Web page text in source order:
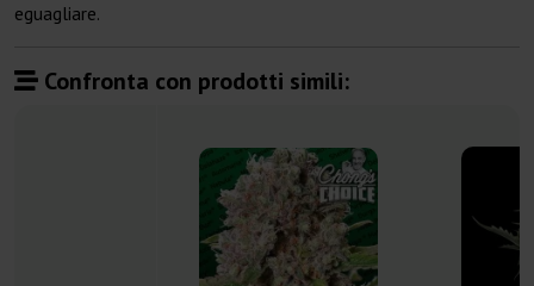
eguagliare.
Confronta con prodotti simili: